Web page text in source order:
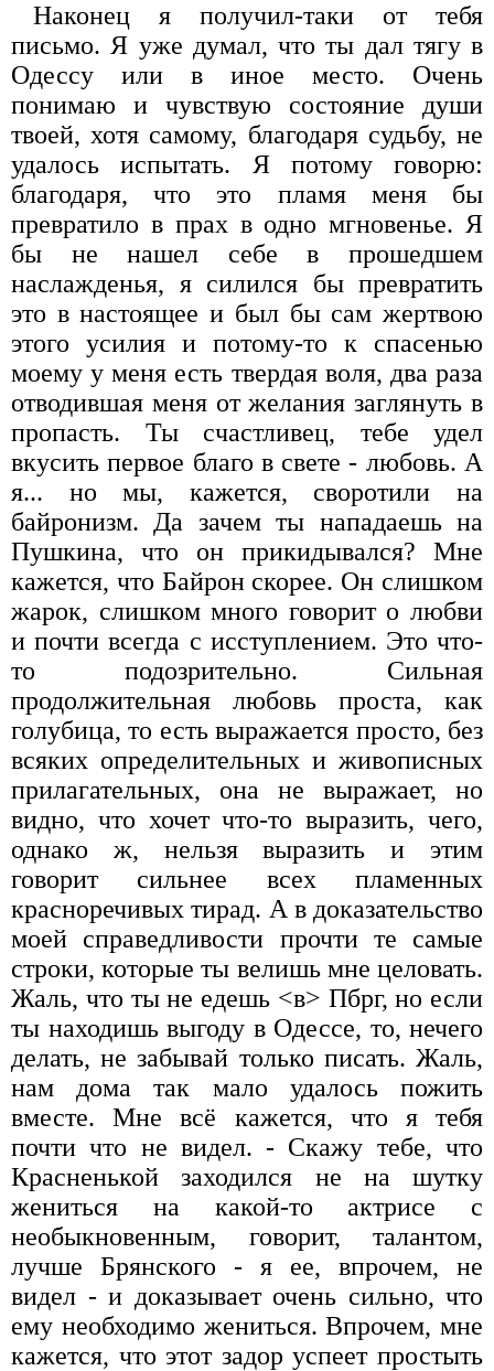
Наконец я получил-таки от тебя
письмо. Я уже думал, что ты дал тягу в
Одессу или в иное место. Очень
понимаю и чувствую состояние души
твоей, хотя самому, благодаря судьбу, не
удалось испытать. Я потому говорю:
благодаря, что это пламя меня бы
превратило в прах в одно мгновенье. Я
бы не нашел себе в прошедшем
наслажденья, я силился бы превратить
это в настоящее и был бы сам жертвою
этого усилия и потому-то к спасенью
моему у меня есть твердая воля, два раза
отводившая меня от желания заглянуть в
пропасть. Ты счастливец, тебе удел
вкусить первое благо в свете - любовь. А
я... но мы, кажется, своротили на
байронизм. Да зачем ты нападаешь на
Пушкина, что он прикидывался? Мне
кажется, что Байрон скорее. Он слишком
жарок, слишком много говорит о любви
и почти всегда с исступлением. Это что-
то подозрительно. Сильная
продолжительная любовь проста, как
голубица, то есть выражается просто, без
всяких определительных и живописных
прилагательных, она не выражает, но
видно, что хочет что-то выразить, чего,
однако ж, нельзя выразить и этим
говорит сильнее всех пламенных
красноречивых тирад. А в доказательство
моей справедливости прочти те самые
строки, которые ты велишь мне целовать.
Жаль, что ты не едешь <в> Пбрг, но если
ты находишь выгоду в Одессе, то, нечего
делать, не забывай только писать. Жаль,
нам дома так мало удалось пожить
вместе. Мне всё кажется, что я тебя
почти что не видел. - Скажу тебе, что
Красненькой заходился не на шутку
жениться на какой-то актрисе с
необыкновенным, говорит, талантом,
лучше Брянского - я ее, впрочем, не
видел - и доказывает очень сильно, что
ему необходимо жениться. Впрочем, мне
кажется, что этот задор успеет простыть